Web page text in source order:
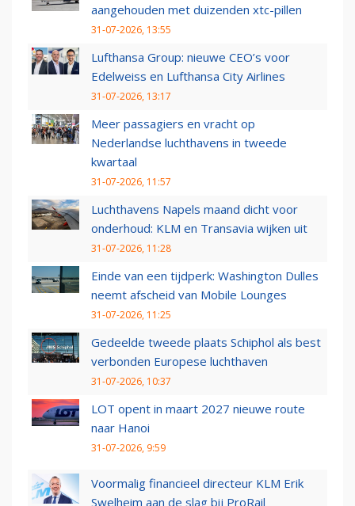
aangehouden met duizenden xtc-pillen
31-07-2026, 13:55
Lufthansa Group: nieuwe CEO’s voor
Edelweiss en Lufthansa City Airlines
31-07-2026, 13:17
Meer passagiers en vracht op
Nederlandse luchthavens in tweede
kwartaal
31-07-2026, 11:57
Luchthavens Napels maand dicht voor
onderhoud: KLM en Transavia wijken uit
31-07-2026, 11:28
Einde van een tijdperk: Washington Dulles
neemt afscheid van Mobile Lounges
31-07-2026, 11:25
Gedeelde tweede plaats Schiphol als best
verbonden Europese luchthaven
31-07-2026, 10:37
LOT opent in maart 2027 nieuwe route
naar Hanoi
31-07-2026, 9:59
Voormalig financieel directeur KLM Erik
Swelheim aan de slag bij ProRail